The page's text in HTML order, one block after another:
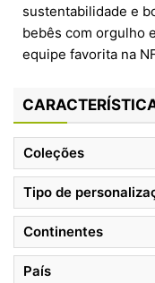
sustentabilidade e
bebês com orgulho
equipe favorita na
Coleções
Tipo de
Continentes
País